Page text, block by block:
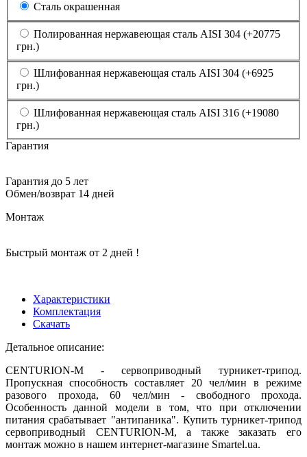
Сталь окрашенная
Полированная нержавеющая сталь AISI 304 (+20775
грн.)
Шлифованная нержавеющая сталь AISI 304 (+6925
грн.)
Шлифованная нержавеющая сталь AISI 316 (+19080
грн.)
Гарантия
Гарантия до 5 лет
Обмен/возврат 14 дней
Монтаж
Быстрый монтаж от 2 дней !
Характеристики
Комплектация
Скачать
Детальное описание:
CENTURION-M - сервоприводный турникет-трипод.
Пропускная способность составляет 20 чел/мин в режиме
разового прохода, 60 чел/мин - свободного прохода.
Особенность данной модели в том, что при отключении
питания срабатывает "антипаника". Купить турникет-трипод
сервоприводный CENTURION-M, а также заказать его
монтаж можно в нашем интернет-магазине Smartel.ua.